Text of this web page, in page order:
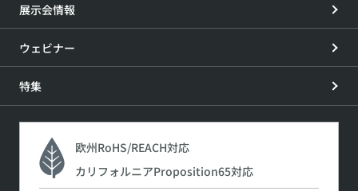
展示会情報
ウェビナー
特集
欧州RoHS/REACH対応
カリフォルニアProposition65対応